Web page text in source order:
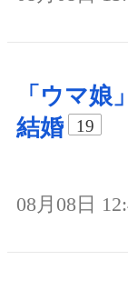
「ウマ娘
結婚
19
08月08日